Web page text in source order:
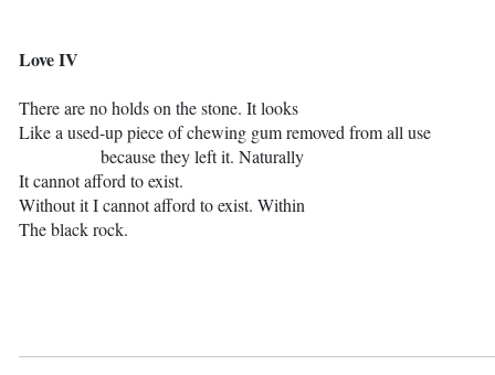
Love IV
There are no holds on the stone. It looks
Like a used-up piece of chewing gum removed from all use
because they left it. Naturally
It cannot afford to exist.
Without it I cannot afford to exist. Within
The black rock.